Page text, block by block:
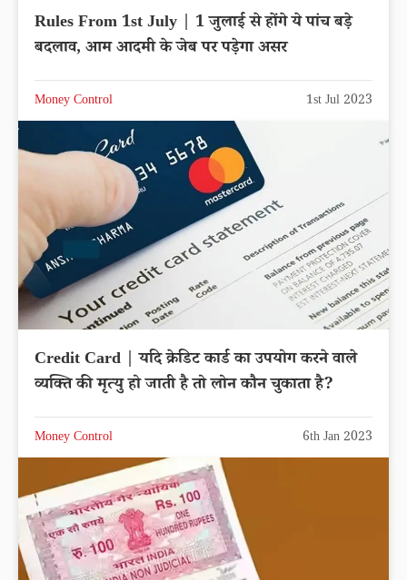
Rules From 1st July | 1 जुलाई से होंगे ये पांच बड़े
बदलाव, आम आदमी के जेब पर पड़ेगा असर
Money Control 1st Jul 2023
Credit Card | यदि क्रेडिट कार्ड का उपयोग करने वाले
व्यक्ति की मृत्यु हो जाती है तो लोन कौन चुकाता है?
Money Control 6th Jan 2023